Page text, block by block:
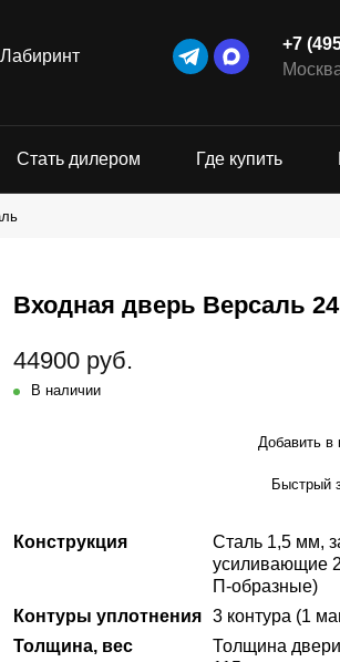
+7
Стать дилером Где купить
Входная дверь Версаль
44900 руб.
В наличии
Добавить в
Быстрый
Конструкция
Сталь 1,5 мм,
усиливающие
П-образные)
Контуры уплотнения 3 контура (1
Толщина, вес
Толщина